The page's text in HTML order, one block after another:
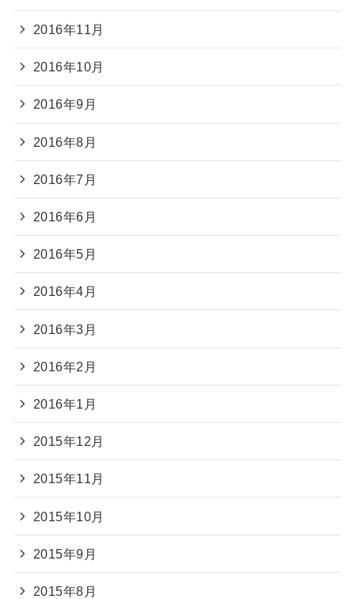
2016年11月
2016年10月
2016年9月
2016年8月
2016年7月
2016年6月
2016年5月
2016年4月
2016年3月
2016年2月
2016年1月
2015年12月
2015年11月
2015年10月
2015年9月
2015年8月